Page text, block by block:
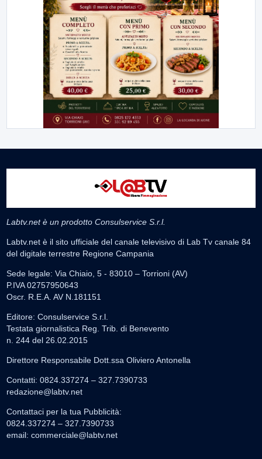
Labtv.net è un prodotto Consulservice S.r.l.
Labtv.net è il sito ufficiale del canale televisivo di Lab Tv canale 84
del digitale terrestre Regione Campania
Sede legale: Via Chiaio, 5 - 83010 – Torrioni (AV)
P.IVA 02757950643
Oscr. R.E.A. AV N.181151
Editore: Consulservice S.r.l.
Testata giornalistica Reg. Trib. di Benevento
n. 244 del 26.02.2015
Direttore Responsabile Dott.ssa Oliviero Antonella
Contatti: 0824.337274 – 327.7390733
redazione@labtv.net
Contattaci per la tua Pubblicità:
0824.337274 – 327.7390733
email: commerciale@labtv.net